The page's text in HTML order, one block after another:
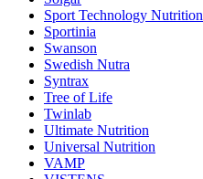
Sport Technology Nutrition
Sportinia
Swanson
Swedish Nutra
Syntrax
Tree of Life
Twinlab
Ultimate Nutrition
Universal Nutrition
VAMP